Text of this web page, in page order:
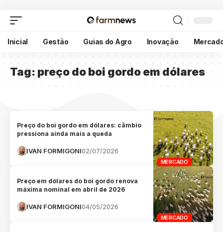
Inicial Gestão Guias do Agro Inovação
Tag: preço do boi gordo em dólares
MERCADO
Preço do boi gordo em dólares: câmbio
pressiona ainda mais a queda
IVAN FORMIGONI02/07/2026
MERCADO
Preço em dólares do boi gordo renova
máxima nominal em abril de 2026
IVAN FORMIGONI04/05/2026